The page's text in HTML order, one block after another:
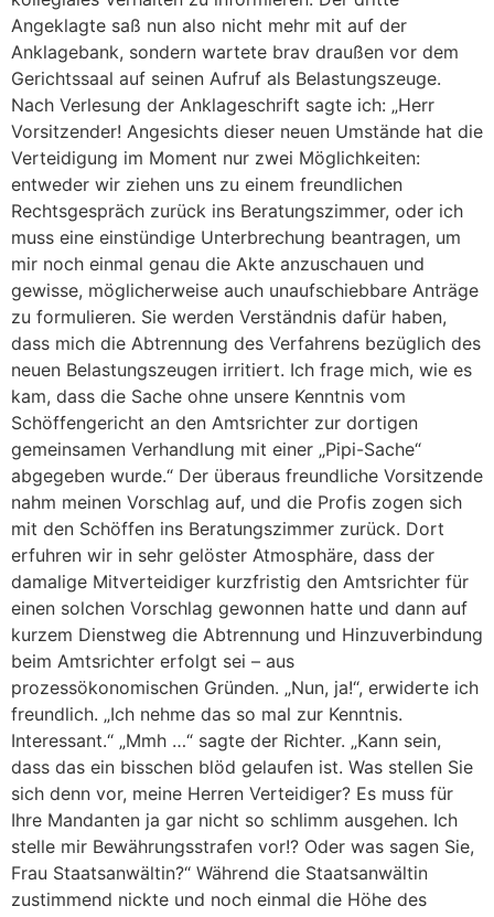
Angeklagte saß nun also nicht mehr mit auf der
Anklagebank, sondern wartete brav draußen vor dem
Gerichtssaal auf seinen Aufruf als Belastungszeuge.
Nach Verlesung der Anklageschrift sagte ich: „Herr
Vorsitzender! Angesichts dieser neuen Umstände hat die
Verteidigung im Moment nur zwei Möglichkeiten:
entweder wir ziehen uns zu einem freundlichen
Rechtsgespräch zurück ins Beratungszimmer, oder ich
muss eine einstündige Unterbrechung beantragen, um
mir noch einmal genau die Akte anzuschauen und
gewisse, möglicherweise auch unaufschiebbare Anträge
zu formulieren. Sie werden Verständnis dafür haben,
dass mich die Abtrennung des Verfahrens bezüglich des
neuen Belastungszeugen irritiert. Ich frage mich, wie es
kam, dass die Sache ohne unsere Kenntnis vom
Schöffengericht an den Amtsrichter zur dortigen
gemeinsamen Verhandlung mit einer „Pipi-Sache“
abgegeben wurde.“ Der überaus freundliche Vorsitzende
nahm meinen Vorschlag auf, und die Profis zogen sich
mit den Schöffen ins Beratungszimmer zurück. Dort
erfuhren wir in sehr gelöster Atmosphäre, dass der
damalige Mitverteidiger kurzfristig den Amtsrichter für
einen solchen Vorschlag gewonnen hatte und dann auf
kurzem Dienstweg die Abtrennung und Hinzuverbindung
beim Amtsrichter erfolgt sei – aus
prozessökonomischen Gründen. „Nun, ja!“, erwiderte ich
freundlich. „Ich nehme das so mal zur Kenntnis.
Interessant.“ „Mmh …“ sagte der Richter. „Kann sein,
dass das ein bisschen blöd gelaufen ist. Was stellen Sie
sich denn vor, meine Herren Verteidiger? Es muss für
Ihre Mandanten ja gar nicht so schlimm ausgehen. Ich
stelle mir Bewährungsstrafen vor!? Oder was sagen Sie,
Frau Staatsanwältin?“ Während die Staatsanwältin
zustimmend nickte und noch einmal die Höhe des